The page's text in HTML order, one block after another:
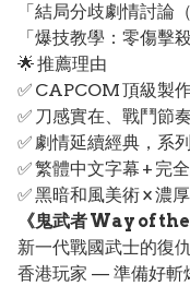
「結局分歧劇情討論
「爆技教學：零傷擊
🌟 推薦理由
✅ CAPCOM 頂級製
✅ 刀感實在、戰鬥節
✅ 劇情延續經典，系
✅ 繁體中文字幕 + 完
✅ 黑暗和風美術 × 濃
《鬼武者 Way of
新一代戰國武士的復
香港玩家 — 準備好斬